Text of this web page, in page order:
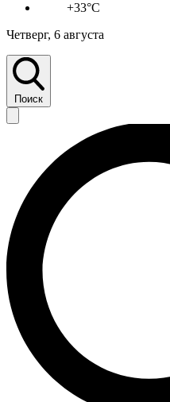
+33°C
Четверг, 6 августа
Поиск